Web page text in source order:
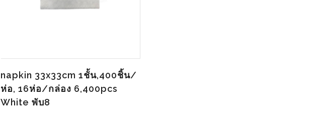
napkin 33x33cm 1ชั้น,400ชิ้น/
ห่อ, 16ห่อ/กล่อง 6,400pcs
White พับ8